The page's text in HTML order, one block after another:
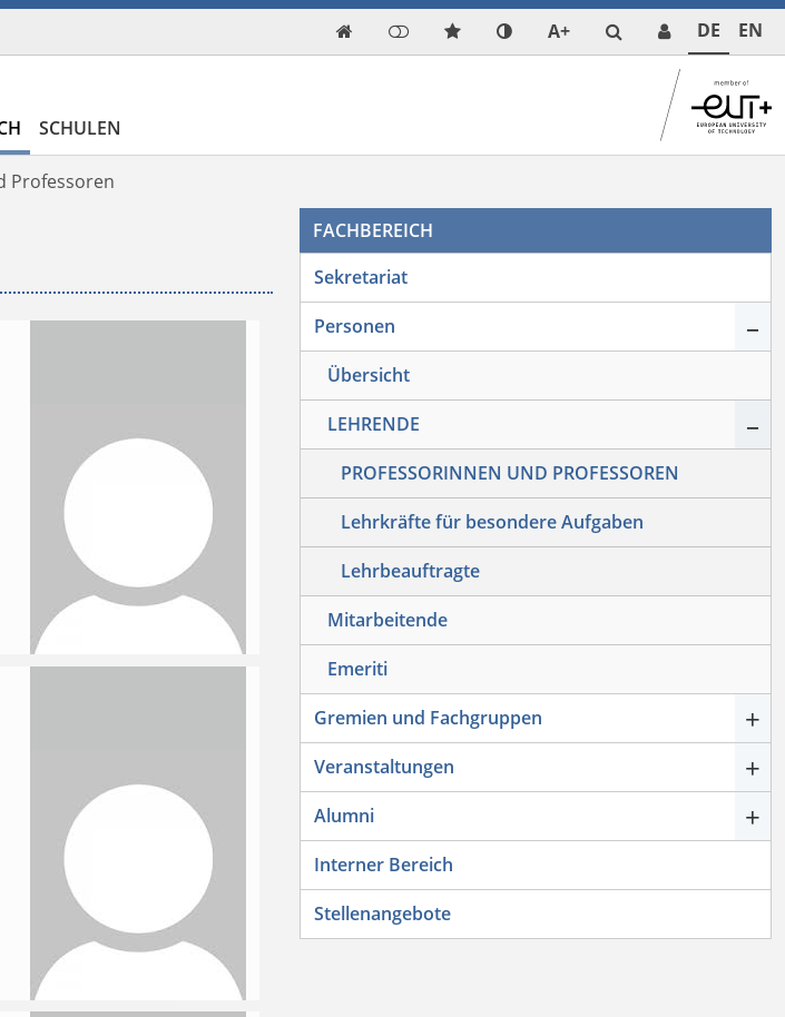
 A+ DE EN
SCHULEN
Professoren
FACHBEREICH
Sekretariat
Personen
Übersicht
LEHRENDE
PROFESSORINNEN UND PROFESSOREN
Lehrkräfte für besondere Aufgaben
Lehrbeauftragte
–
Mitarbeitende
Emeriti
–
Gremien und Fachgruppen +
Veranstaltungen +
Alumni +
Interner Bereich
Stellenangebote